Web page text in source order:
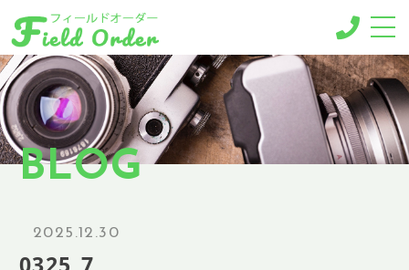
-MENU-
撮影メニュー
-BUSINESS MENU-
法人様向けメニュー
GALLERY
BLOG
2025.12.30